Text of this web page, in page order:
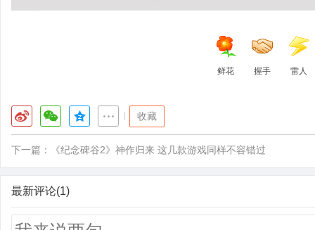
鲜花 握手 雷人
收藏
下一篇： 《纪念碑谷2》神作归来 这几款游戏同样不容错过
最新评论(1)